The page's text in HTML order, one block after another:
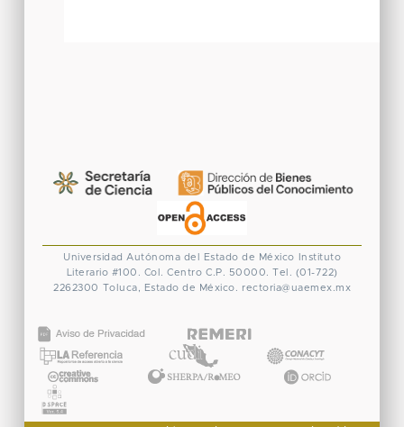
Universidad Autónoma del Estado de México
Instituto
Literario #100. Col. Centro C.P. 50000. Tel. (01-722)
2262300 Toluca, Estado de México. rectoria@uaemex.mx